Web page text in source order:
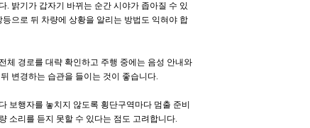
. 밝기가 갑자기 바뀌는 순간 시야가 좁아질 수 있
으로 뒤 차량에 상황을 알리는 방법도 익혀야 합
체 경로를 대략 확인하고 주행 중에는 음성 안내와
변경하는 습관을 들이는 것이 좋습니다.
보행자를 놓치지 않도록 횡단구역마다 멈출 준비
소리를 듣지 못할 수 있다는 점도 고려합니다.